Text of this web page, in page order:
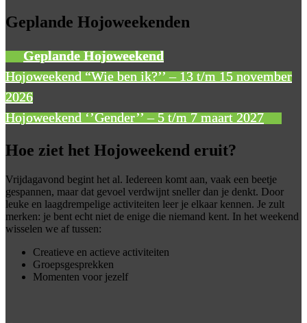
Geplande Hojoweekenden
Geplande Hojoweekend
Hojoweekend “Wie ben ik?’’ – 13 t/m 15 november
2026
Hojoweekend ‘’Gender’’ – 5 t/m 7 maart 2027
Hoe ziet het Hojoweekend eruit?
Vrijdagavond begint het al. Iedereen komt aan, vaak een beetje
gespannen, maar dat gevoel verdwijnt sneller dan je denkt. Door
leuke en laagdrempelige activiteiten leer je elkaar kennen. Je zult
merken: je bent echt niet de enige die niemand kent. In het weekend
wisselen we af tussen:
Creatieve en actieve activiteiten
Groepsgesprekken
Momenten voor jezelf